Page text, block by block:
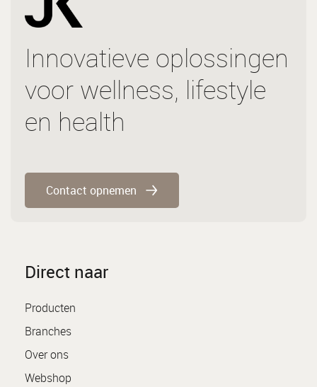
Innovatieve oplossingen
voor wellness, lifestyle
en health
Contact opnemen
Direct naar
Producten
Branches
Over ons
Webshop